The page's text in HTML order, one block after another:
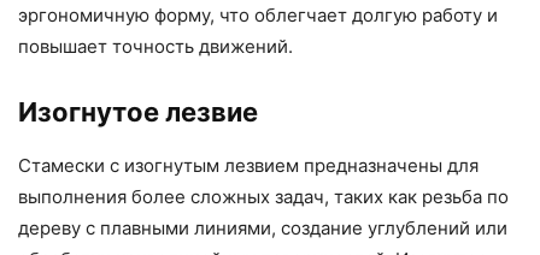
эргономичную форму, что облегчает долгую работу и
повышает точность движений.
Изогнутое лезвие
Стамески с изогнутым лезвием предназначены для
выполнения более сложных задач, таких как резьба по
дереву с плавными линиями, создание углублений или